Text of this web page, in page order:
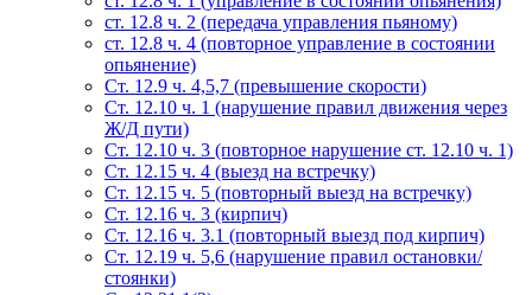
ст. 12.8 ч. 2 (передача управления пьяному)
ст. 12.8 ч. 4 (повторное управление в состоянии
опьянение)
Ст. 12.9 ч. 4,5,7 (превышение скорости)
Ст. 12.10 ч. 1 (нарушение правил движения через
Ж/Д пути)
Ст. 12.10 ч. 3 (повторное нарушение ст. 12.10 ч. 1)
Ст. 12.15 ч. 4 (выезд на встречку)
Ст. 12.15 ч. 5 (повторный выезд на встречку)
Ст. 12.16 ч. 3 (кирпич)
Ст. 12.16 ч. 3.1 (повторный выезд под кирпич)
Ст. 12.19 ч. 5,6 (нарушение правил остановки/
стоянки)